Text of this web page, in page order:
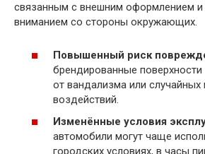
связанным с внешним оформлением
вниманием со стороны окружающих.
Повышенный риск
брендированные поверхности
от вандализма или случайных
воздействий.
Изменённые условия
автомобили могут чаще
городских условиях, в часы